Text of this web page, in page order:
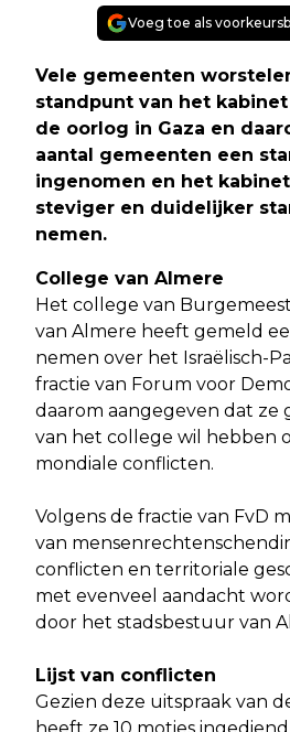
Voeg toe als
Vele gemeenten
standpunt van het
de oorlog in Gaza en
aantal gemeenten een
ingenomen en het
steviger en duidelijker
nemen.
College van Almere
Het college van
van Almere heeft gemeld
nemen over het Israëlisch-
fractie van Forum voor
daarom aangegeven dat ze
van het college wil hebben
mondiale conflicten.
Volgens de fractie van FvD
van
conflicten en territoriale
met evenveel aandacht
door het stadsbestuur van
Lijst van conflicten
Gezien deze uitspraak van